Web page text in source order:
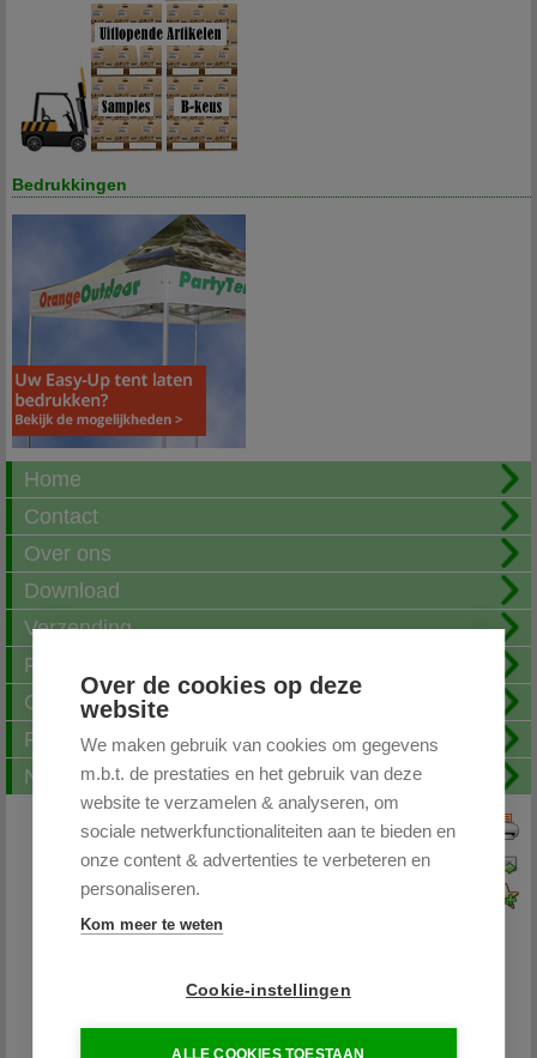
Over de cookies op deze
website
We maken gebruik van cookies om gegevens
m.b.t. de prestaties en het gebruik van deze
website te verzamelen & analyseren, om
sociale netwerkfunctionaliteiten aan te bieden en
onze content & advertenties te verbeteren en
personaliseren.
Kom meer te weten
Cookie-instellingen
ALLE COOKIES TOESTAAN
Bedrukkingen
Home
Contact
Over ons
Download
Verzending
Fotoalbum
Openingstijden
FAQ
Nieuwsbrief
Print deze pagina
Pagina doorsturen